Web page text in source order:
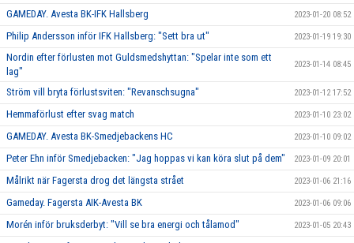
GAMEDAY. Avesta BK-IFK Hallsberg 2023-01-20 08:52
Philip Andersson inför IFK Hallsberg: "Sett bra ut" 2023-01-19 19:30
Nordin efter förlusten mot Guldsmedshyttan: "Spelar inte som ett
lag"
2023-01-14 08:45
Ström vill bryta förlustsviten: "Revanschsugna" 2023-01-12 17:52
Hemmaförlust efter svag match 2023-01-10 23:02
GAMEDAY. Avesta BK-Smedjebackens HC 2023-01-10 09:02
Peter Ehn inför Smedjebacken: "Jag hoppas vi kan köra slut på dem" 2023-01-09 20:01
Målrikt när Fagersta drog det längsta strået 2023-01-06 21:16
Gameday. Fagersta AIK-Avesta BK 2023-01-06 09:06
Morén inför bruksderbyt: "Vill se bra energi och tålamod" 2023-01-05 20:43